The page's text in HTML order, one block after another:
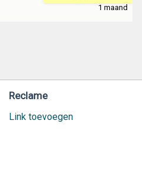
1 maand
Reclame
Link toevoegen